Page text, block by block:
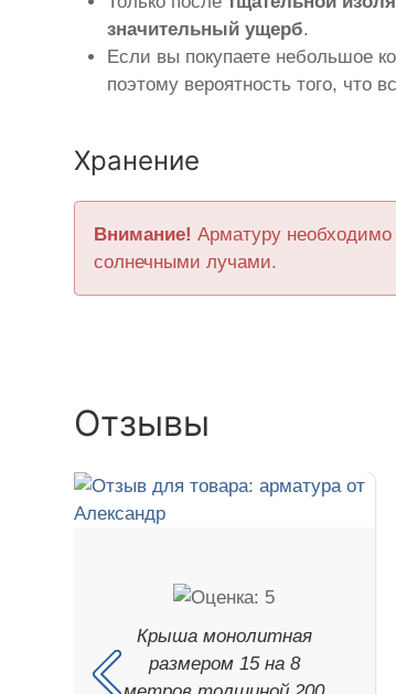
значительный ущерб.
Если вы покупаете небольшое
поэтому вероятность того, что
Хранение
Внимание! Арматуру
солнечными лучами.
Отзывы
Крыша монолитная
размером 15 на 8